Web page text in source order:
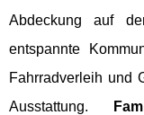
Abdeckung auf
entspannte
Fahrradverleih und
Ausstattung.